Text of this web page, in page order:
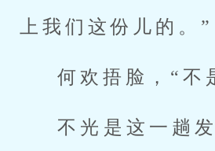
上我们这份儿的。”
何欢捂脸，“不
不光是这一趟